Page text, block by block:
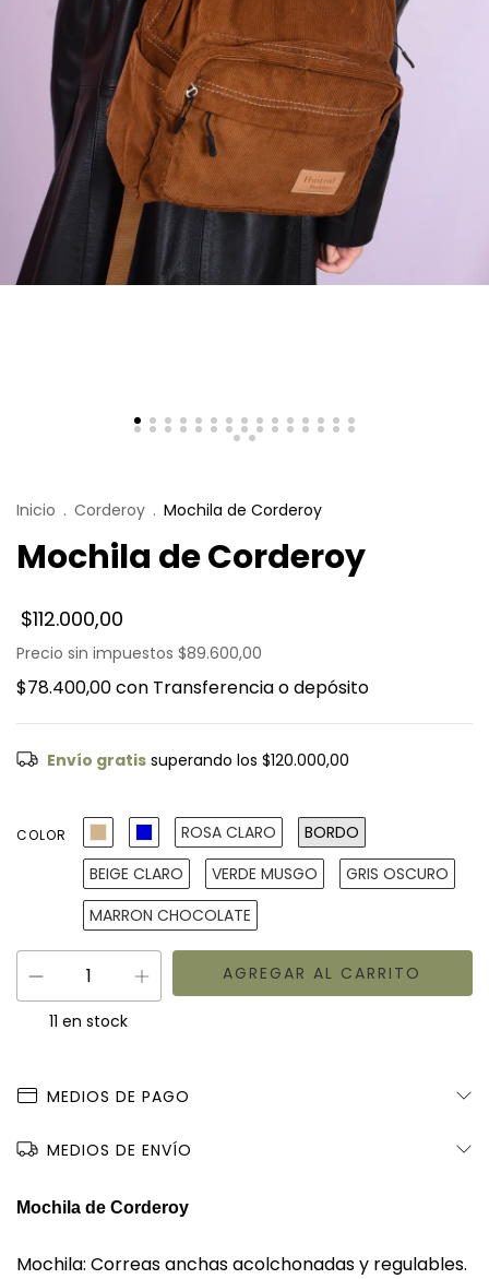
Inicio . Corderoy . Mochila de Corderoy
Mochila de Corderoy
$112.000,00
Precio sin impuestos $89.600,00
$78.400,00con Transferencia o depósito
Envío gratis superando los $120.000,00
COLOR ROSA CLARO
BORDO
BEIGE CLARO
VERDE MUSGO
GRIS OSCURO
MARRON CHOCOLATE
11 en stock
MEDIOS DE PAGO
MEDIOS DE ENVÍO
Mochila de Corderoy
Mochila: Correas anchas acolchonadas y regulables.